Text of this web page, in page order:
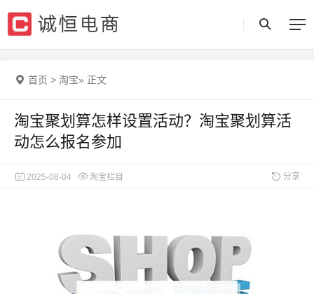
首页 > 淘宝» 正文
淘宝聚划算怎样设置活动？淘宝聚划算活
动怎么报名参加
2025-08-04 淘宝栏目 分享